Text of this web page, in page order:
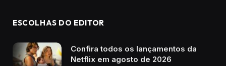
ESCOLHAS DO EDITOR
Confira todos os lançamentos da
Netflix em agosto de 2026